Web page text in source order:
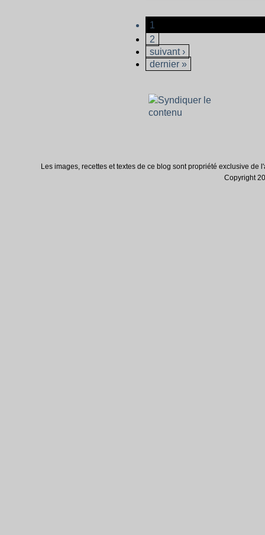
1
2
suivant ›
dernier »
Les images, recettes et textes de ce blog sont propriété exclusive
Copyright